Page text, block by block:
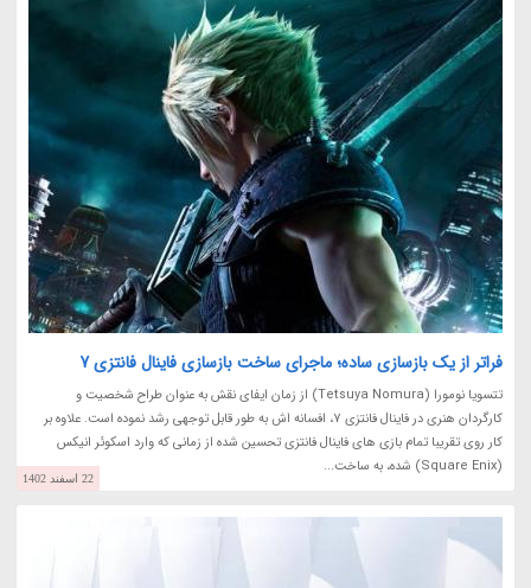
فراتر از یک بازسازی ساده؛ ماجرای ساخت بازسازی فاینال فانتزی 7
تتسویا نومورا (Tetsuya Nomura) از زمان ایفای نقش به عنوان طراح شخصیت و
کارگردان هنری در فاینال فانتزی 7، افسانه اش به طور قابل توجهی رشد نموده است. علاوه بر
کار روی تقریبا تمام بازی های فاینال فانتزی تحسین شده از زمانی که وارد اسکوئر انیکس
(Square Enix) شده، به ساخت...
22 اسفند 1402